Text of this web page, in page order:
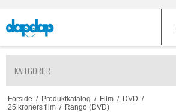
KATEGORIER
Forside / Produktkatalog / Film / DVD /
25 kroners film / Rango (DVD)